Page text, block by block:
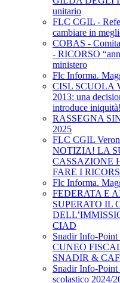
unitario
FLC CGIL -
cambiare in
COBAS -
- RICORSO
ministero
Flc Informa.
CISL SCUOLA
2013: una
introduce iniquità!
RASSEGNA
2025
FLC CGIL
NOTIZIA! LA
CASSAZIONE
FARE I
Flc Informa.
FEDERATA E
SUPERATO IL
CIAD
Snadir Info-
CUNEO
SNADIR & CAF
Snadir Info-
scolastico 2024/